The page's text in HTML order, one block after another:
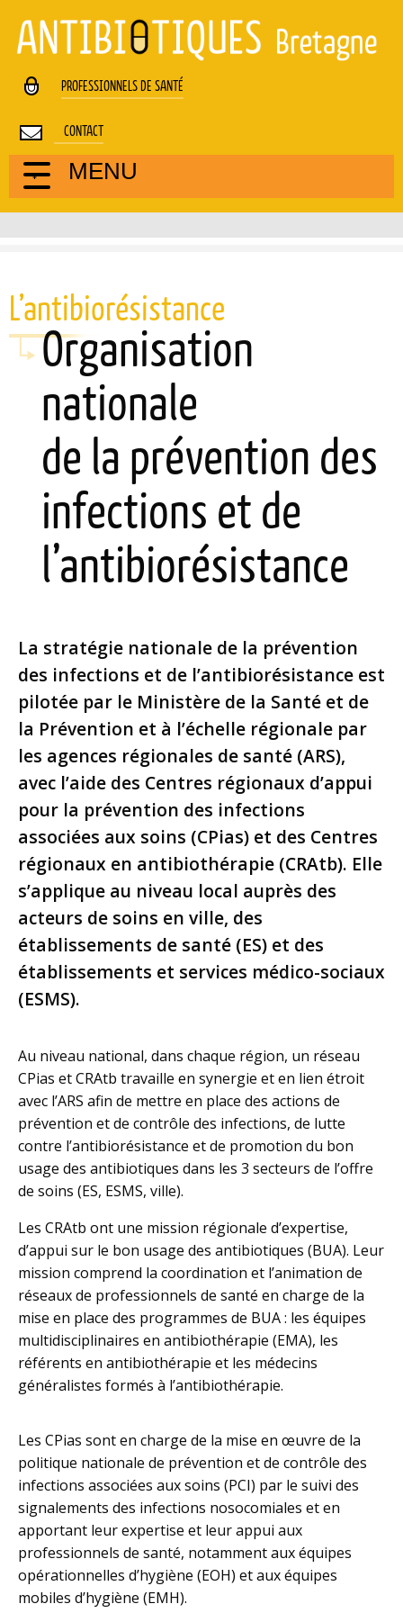
PROFESSIONNELS DE SANTÉ
CONTACT
MENU
L’antibiorésistance
Organisation
nationale
de la prévention des
infections et de
l’antibiorésistance
La stratégie nationale de la prévention
des infections et de l’antibiorésistance est
pilotée par le Ministère de la Santé et de
la Prévention et à l’échelle régionale par
les agences régionales de santé (ARS),
avec l’aide des Centres régionaux d’appui
pour la prévention des infections
associées aux soins (CPias) et des Centres
régionaux en antibiothérapie (CRAtb). Elle
s’applique au niveau local auprès des
acteurs de soins en ville, des
établissements de santé (ES) et des
établissements et services médico-sociaux
(ESMS).
Au niveau national, dans chaque région, un réseau
CPias et CRAtb travaille en synergie et en lien étroit
avec l’ARS afin de mettre en place des actions de
prévention et de contrôle des infections, de lutte
contre l’antibiorésistance et de promotion du bon
usage des antibiotiques dans les 3 secteurs de l’offre
de soins (ES, ESMS, ville).
Les CRAtb ont une mission régionale d’expertise,
d’appui sur le bon usage des antibiotiques (BUA). Leur
mission comprend la coordination et l’animation de
réseaux de professionnels de santé en charge de la
mise en place des programmes de BUA : les équipes
multidisciplinaires en antibiothérapie (EMA), les
référents en antibiothérapie et les médecins
généralistes formés à l’antibiothérapie.
Les CPias sont en charge de la mise en œuvre de la
politique nationale de prévention et de contrôle des
infections associées aux soins (PCI) par le suivi des
signalements des infections nosocomiales et en
apportant leur expertise et leur appui aux
professionnels de santé, notamment aux équipes
opérationnelles d’hygiène (EOH) et aux équipes
mobiles d’hygiène (EMH).